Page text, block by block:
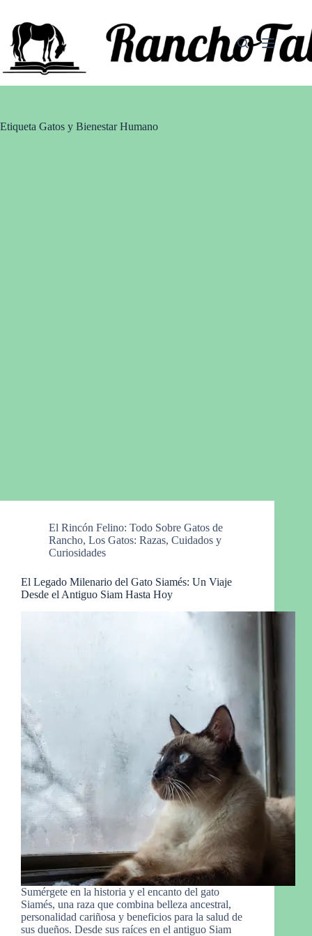
contenido
Etiqueta Gatos y Bienestar Humano
El Rincón Felino: Todo Sobre Gatos de
Rancho, Los Gatos: Razas, Cuidados y
Curiosidades
El Legado Milenario del Gato Siamés: Un Viaje
Desde el Antiguo Siam Hasta Hoy
Sumérgete en la historia y el encanto del gato
Siamés, una raza que combina belleza ancestral,
personalidad cariñosa y beneficios para la salud de
sus dueños. Desde sus raíces en el antiguo Siam